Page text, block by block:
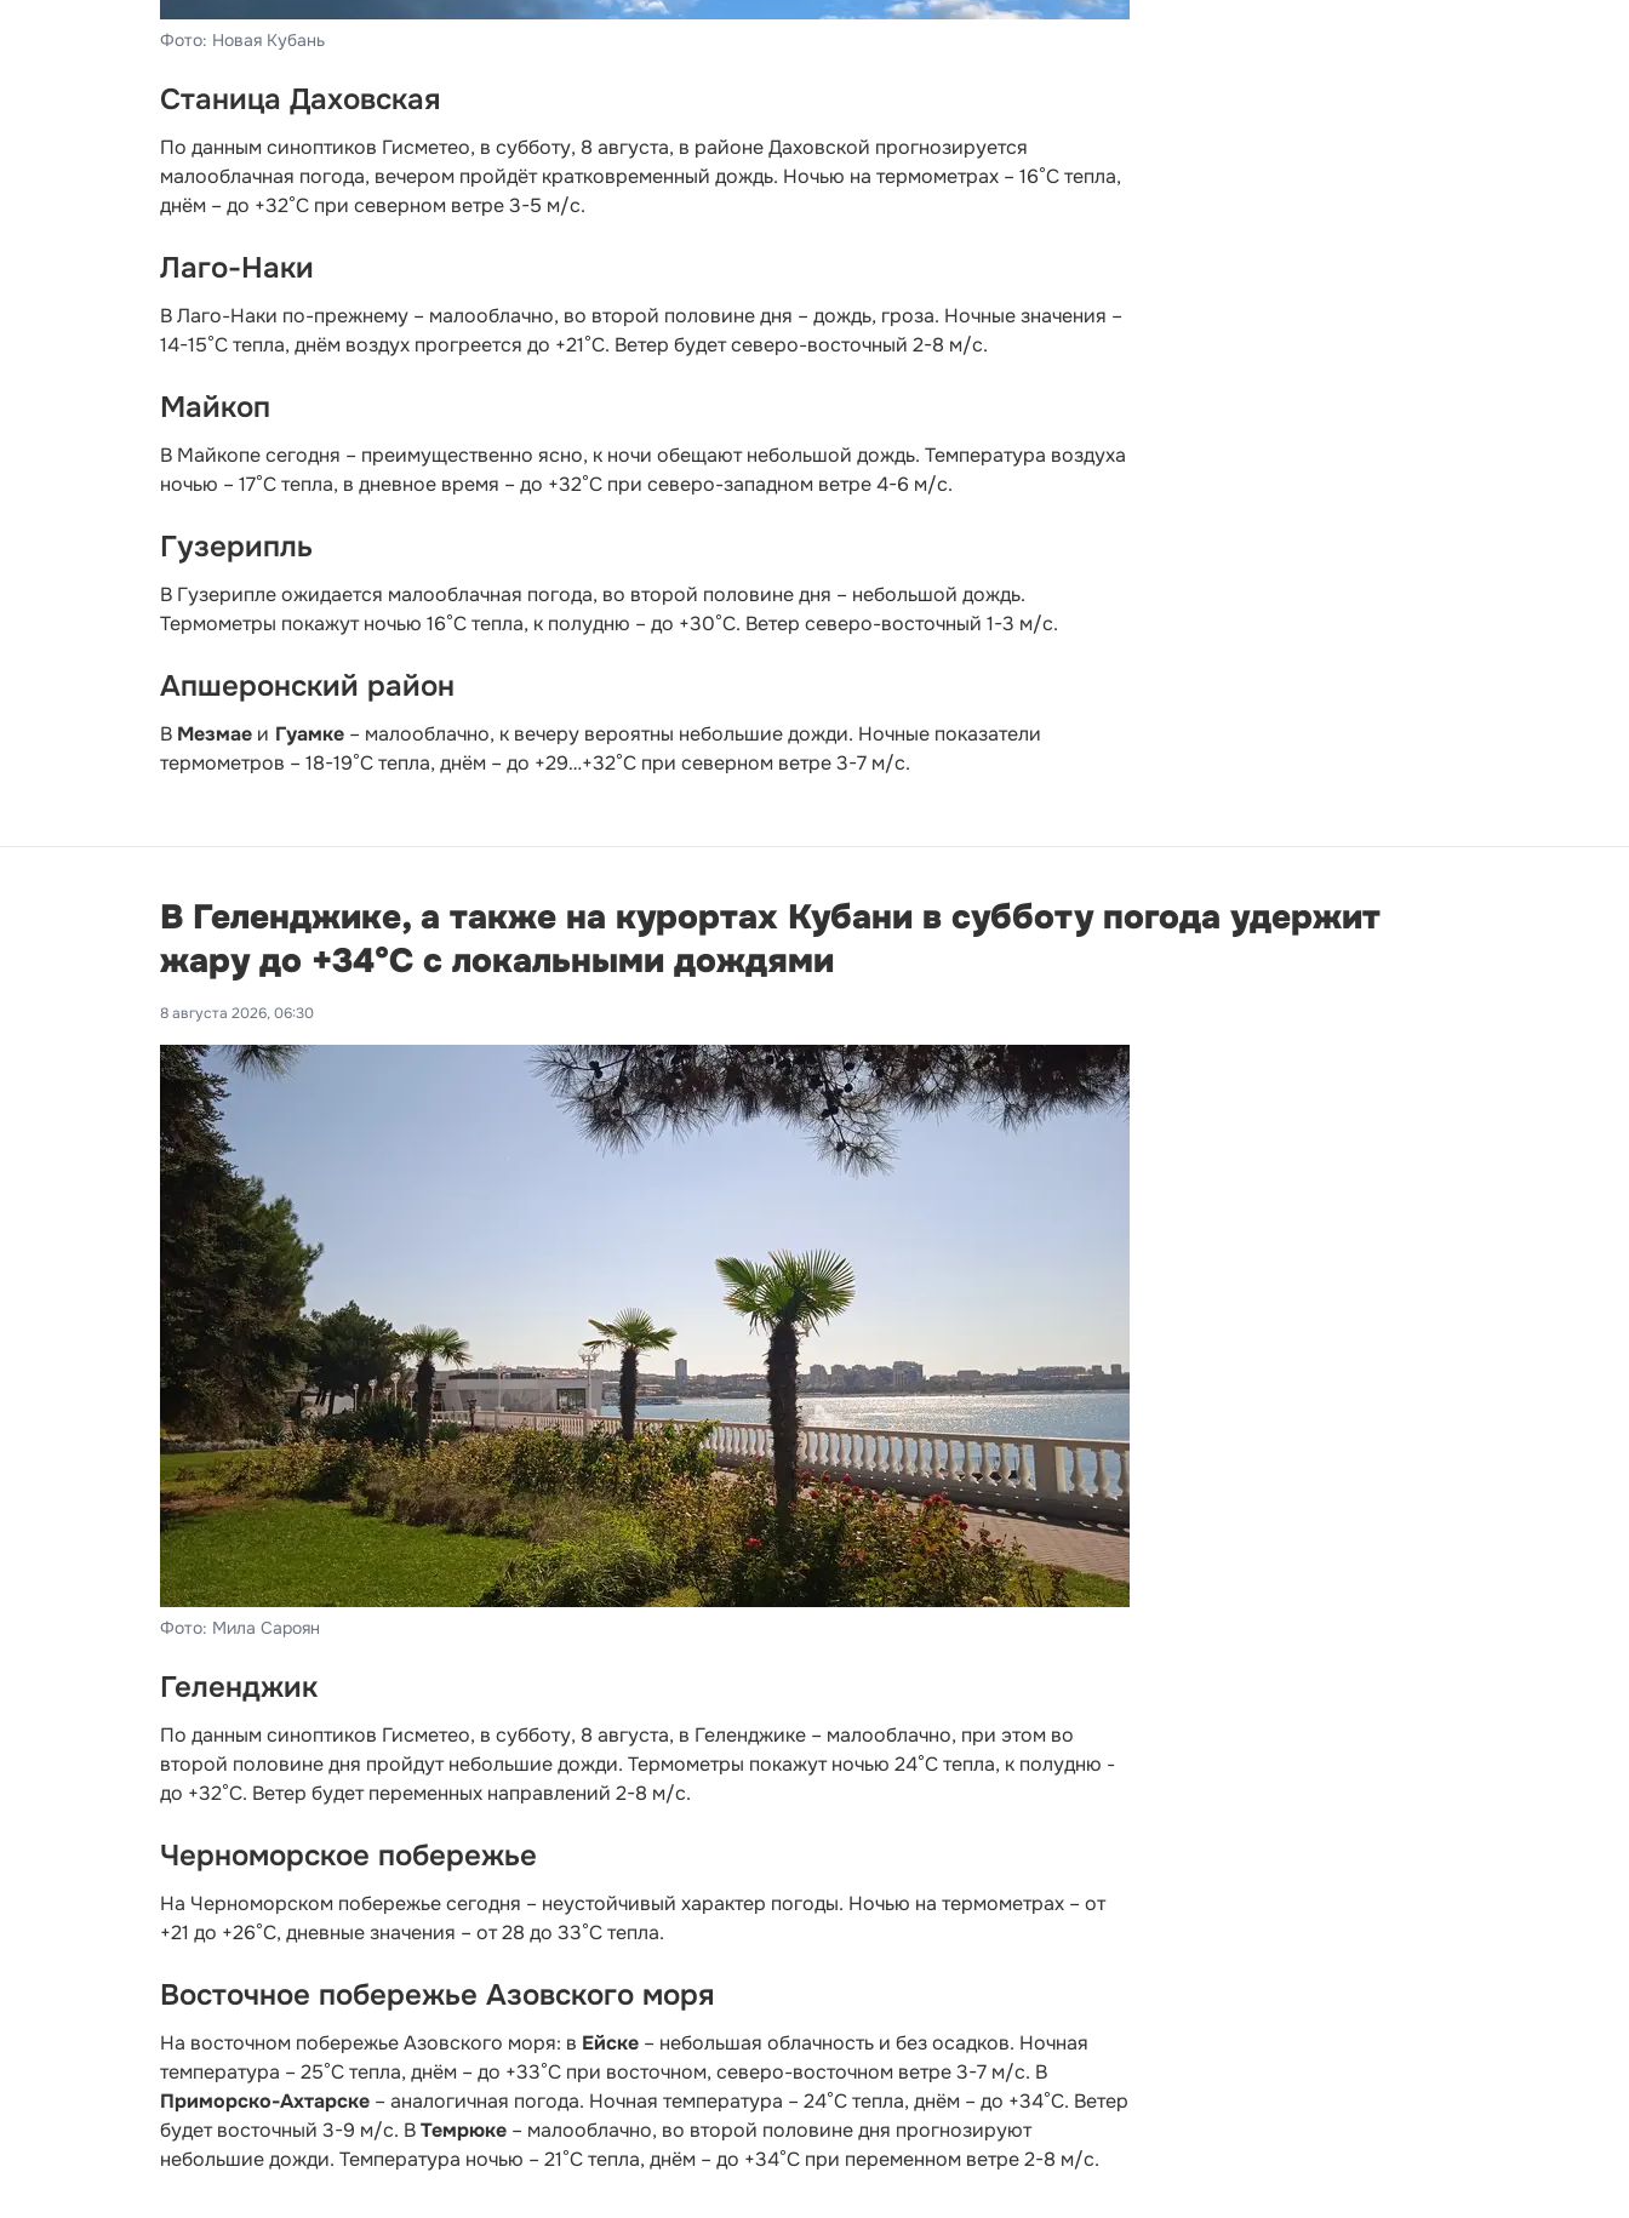
Фото: Новая Кубань
Станица Даховская
По данным синоптиков Гисметео, в субботу, 8 августа, в районе Даховской прогнозируется
малооблачная погода, вечером пройдёт кратковременный дождь. Ночью на термометрах – 16°C тепла,
днём – до +32°C при северном ветре 3-5 м/с.
Лаго-Наки
В Лаго-Наки по-прежнему – малооблачно, во второй половине дня – дождь, гроза. Ночные значения –
14-15°С тепла, днём воздух прогреется до +21°С. Ветер будет северо-восточный 2-8 м/с.
Майкоп
В Майкопе сегодня – преимущественно ясно, к ночи обещают небольшой дождь. Температура воздуха
ночью – 17°С тепла, в дневное время – до +32°С при северо-западном ветре 4-6 м/с.
Гузерипль
В Гузерипле ожидается малооблачная погода, во второй половине дня – небольшой дождь.
Термометры покажут ночью 16°С тепла, к полудню – до +30°С. Ветер северо-восточный 1-3 м/с.
Апшеронский район
В Мезмае и Гуамке – малооблачно, к вечеру вероятны небольшие дожди. Ночные показатели
термометров – 18-19°С тепла, днём – до +29…+32°С при северном ветре 3-7 м/с.
В Геленджике, а также на курортах Кубани в субботу погода удержит
жару до +34°С с локальными дождями
8 августа 2026, 06:30
Фото: Мила Сароян
Геленджик
По данным синоптиков Гисметео, в субботу, 8 августа, в Геленджике – малооблачно, при этом во
второй половине дня пройдут небольшие дожди. Термометры покажут ночью 24°C тепла, к полудню -
до +32°C. Ветер будет переменных направлений 2-8 м/с.
Черноморское побережье
На Черноморском побережье сегодня – неустойчивый характер погоды. Ночью на термометрах – от
+21 до +26°С, дневные значения – от 28 до 33°С тепла.
Восточное побережье Азовского моря
На восточном побережье Азовского моря: в Ейске – небольшая облачность и без осадков. Ночная
температура – 25°С тепла, днём – до +33°С при восточном, северо-восточном ветре 3-7 м/с. В
Приморско-Ахтарске – аналогичная погода. Ночная температура – 24°С тепла, днём – до +34°С. Ветер
будет восточный 3-9 м/с. ВТемрюке – малооблачно, во второй половине дня прогнозируют
небольшие дожди. Температура ночью – 21°С тепла, днём – до +34°С при переменном ветре 2-8 м/с.